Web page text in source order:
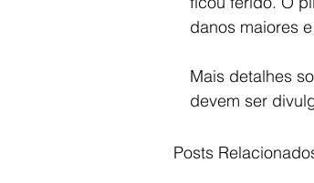
danos maiores
Mais detalhes
devem ser
Posts